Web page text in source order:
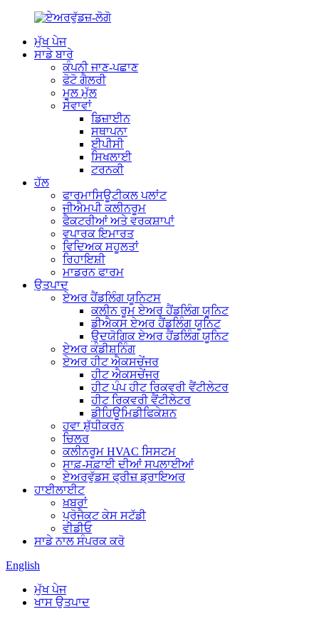
ਮੁੱਖ ਪੇਜ
ਸਾਡੇ ਬਾਰੇ
ਕੰਪਨੀ ਜਾਣ-ਪਛਾਣ
ਫੋਟੋ ਗੈਲਰੀ
ਮੂਲ ਮੁੱਲ
ਸੇਵਾਵਾਂ
ਡਿਜ਼ਾਈਨ
ਸਥਾਪਨਾ
ਈਪੀਸੀ
ਸਿਖਲਾਈ
ਟਰਨਕੀ
ਹੱਲ
ਫਾਰਮਾਸਿਊਟੀਕਲ ਪਲਾਂਟ
ਜੀਐਮਪੀ ਕਲੀਨਰੂਮ
ਫੈਕਟਰੀਆਂ ਅਤੇ ਵਰਕਸ਼ਾਪਾਂ
ਵਪਾਰਕ ਇਮਾਰਤ
ਵਿਦਿਅਕ ਸਹੂਲਤਾਂ
ਰਿਹਾਇਸ਼ੀ
ਮਾਡਰਨ ਫਾਰਮ
ਉਤਪਾਦ
ਏਅਰ ਹੈਂਡਲਿੰਗ ਯੂਨਿਟਸ
ਕਲੀਨ ਰੂਮ ਏਅਰ ਹੈਂਡਲਿੰਗ ਯੂਨਿਟ
ਡੀਐਕਸ ਏਅਰ ਹੈਂਡਲਿੰਗ ਯੂਨਿਟ
ਉਦਯੋਗਿਕ ਏਅਰ ਹੈਂਡਲਿੰਗ ਯੂਨਿਟ
ਏਅਰ ਕੰਡੀਸ਼ਨਿੰਗ
ਏਅਰ ਹੀਟ ਐਕਸਚੇਂਜਰ
ਹੀਟ ਐਕਸਚੇਂਜਰ
ਹੀਟ ਪੰਪ ਹੀਟ ਰਿਕਵਰੀ ਵੈਂਟੀਲੇਟਰ
ਹੀਟ ਰਿਕਵਰੀ ਵੈਂਟੀਲੇਟਰ
ਡੀਹਿਊਮਿਡੀਫਿਕੇਸ਼ਨ
ਹਵਾ ਸ਼ੁੱਧੀਕਰਨ
ਚਿਲਰ
ਕਲੀਨਰੂਮ HVAC ਸਿਸਟਮ
ਸਾਫ਼-ਸਫ਼ਾਈ ਦੀਆਂ ਸਪਲਾਈਆਂ
ਏਅਰਵੁੱਡਸ ਫ੍ਰੀਜ਼ ਡ੍ਰਾਇਅਰ
ਹਾਈਲਾਈਟ
ਖ਼ਬਰਾਂ
ਪ੍ਰੋਜੈਕਟ ਕੇਸ ਸਟੱਡੀ
ਵੀਡੀਓ
ਸਾਡੇ ਨਾਲ ਸੰਪਰਕ ਕਰੋ
English
ਮੁੱਖ ਪੇਜ
ਖਾਸ ਉਤਪਾਦ